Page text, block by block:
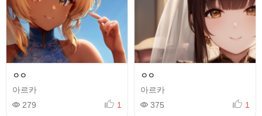
ㅇㅇ
아르카
279
1
ㅇㅇ
아르카
375
1